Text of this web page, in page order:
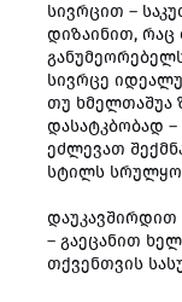
სივრცით –
დიზაინით,
სივრცე
თუ ხმელთაშუა
დასატკბობად
ეძლევათ
სტილს
დაუკავშირდით
– გაეცანით
თქვენთვის